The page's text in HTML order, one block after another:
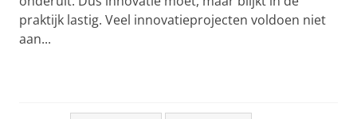
praktijk lastig. Veel innovatieprojecten voldoen niet
aan...